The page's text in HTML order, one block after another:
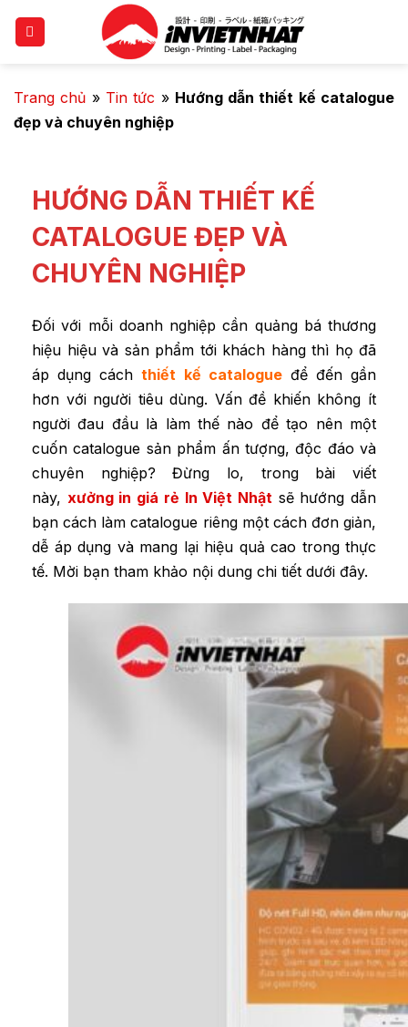
Trang chủ » Tin tức » Hướng dẫn thiết kế catalogue
đẹp và chuyên nghiệp
HƯỚNG DẪN THIẾT KẾ
CATALOGUE ĐẸP VÀ
CHUYÊN NGHIỆP
Đối với mỗi doanh nghiệp cần quảng bá thương
hiệu hiệu và sản phẩm tới khách hàng thì họ đã
áp dụng cáchthiết kế catalogueđể đến gần
hơn với người tiêu dùng. Vấn đề khiến không ít
người đau đầu là làm thế nào để tạo nên một
cuốn catalogue sản phẩm ấn tượng, độc đáo và
chuyên nghiệp? Đừng lo, trong bài viết
này, xưởng in giá rẻ In Việt Nhậtsẽ hướng dẫn
bạn cách làm catalogue riêng một cách đơn giản,
dễ áp dụng và mang lại hiệu quả cao trong thực
tế. Mời bạn tham khảo nội dung chi tiết dưới đây.